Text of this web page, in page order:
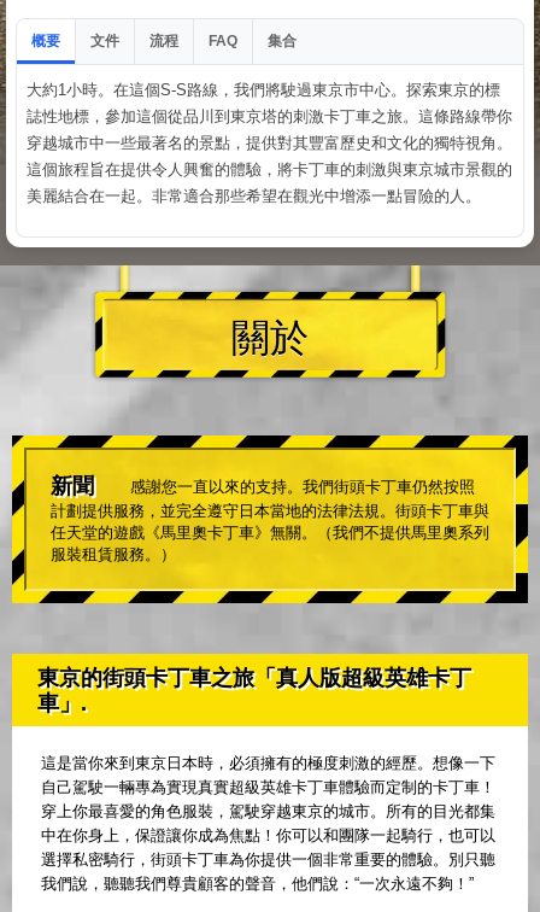
概要 文件 流程 FAQ 集合
大約1小時。在這個S-S路線，我們將駛過東京市中心。探索東京的標
誌性地標，參加這個從品川到東京塔的刺激卡丁車之旅。這條路線帶你
穿越城市中一些最著名的景點，提供對其豐富歷史和文化的獨特視角。
這個旅程旨在提供令人興奮的體驗，將卡丁車的刺激與東京城市景觀的
美麗結合在一起。非常適合那些希望在觀光中增添一點冒險的人。
關於
新聞
感謝您一直以來的支持。我們街頭卡丁車仍然按照
計劃提供服務，並完全遵守日本當地的法律法規。街頭卡丁車與
任天堂的遊戲《馬里奧卡丁車》無關。（我們不提供馬里奧系列
服裝租賃服務。）
東京的街頭卡丁車之旅「真人版超級英雄卡丁
車」.
這是當你來到東京日本時，必須擁有的極度刺激的經歷。想像一下
自己駕駛一輛專為實現真實超級英雄卡丁車體驗而定制的卡丁車！
穿上你最喜愛的角色服裝，駕駛穿越東京的城市。所有的目光都集
中在你身上，保證讓你成為焦點！你可以和團隊一起騎行，也可以
選擇私密騎行，街頭卡丁車為你提供一個非常重要的體驗。別只聽
我們說，聽聽我們尊貴顧客的聲音，他們說：“一次永遠不夠！”